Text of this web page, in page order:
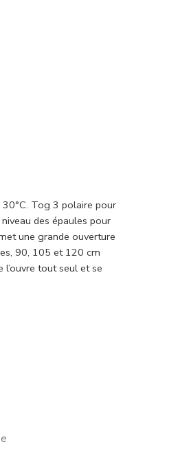
Tog 3 polaire pour
des épaules pour
une grande ouverture
90, 105 et 120 cm
l’ouvre tout seul et se